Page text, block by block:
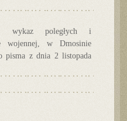
wykaz poległych i
wojennej, w Dmosinie
pisma z dnia 2 listopada